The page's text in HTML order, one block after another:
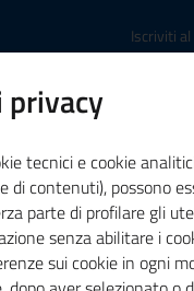
Iscriviti
tecnici e cookie
di contenuti), possono
parte di profilare gli
senza abilitare i
sui cookie in ogni